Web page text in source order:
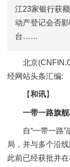
江23家银行获
动产登记会否
台……
北京
经网站头条汇编:
【和讯】
一带一路旗
自“一带一路
局，并与多个沿
此前已经获批并